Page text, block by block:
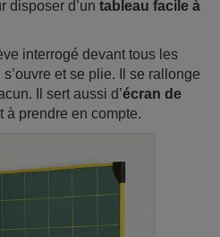
disposer d’un tableau facile à
interrogé devant tous les
s’ouvre et se plie. Il se rallonge
Il sert aussi d’écran de
à prendre en compte.